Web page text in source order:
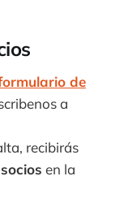
de
a
recibirás
en la